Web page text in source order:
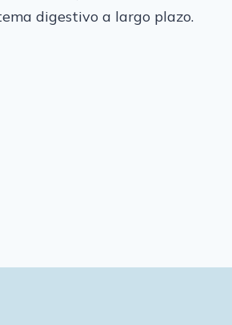
digestivo a largo plazo.